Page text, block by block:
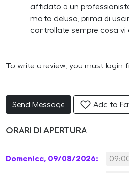
affidato a un
molto deluso, prima di
controllate sempre cosa vi
To write a review, you must login
Send Message Add to
ORARI DI APERTURA
Domenica, 09/08/2026: